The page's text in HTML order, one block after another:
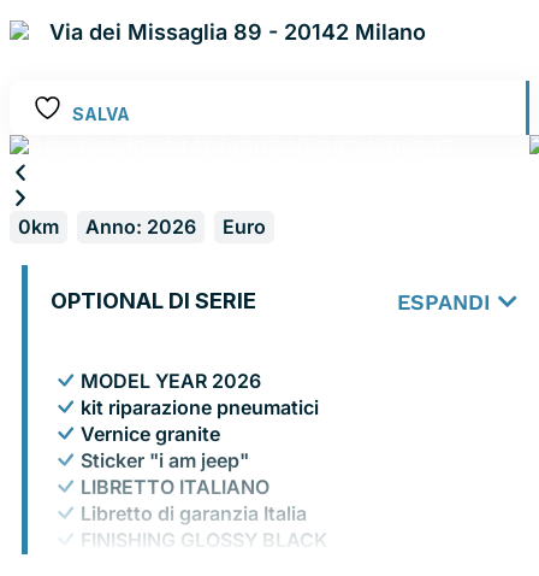
Via dei Missaglia 89 - 20142 Milano
SALVA
0km Anno: 2026 Euro
OPTIONAL DI SERIE ESPANDI
MODEL YEAR 2026
kit riparazione pneumatici
Vernice granite
Sticker "i am jeep"
LIBRETTO ITALIANO
Libretto di garanzia Italia
FINISHING GLOSSY BLACK